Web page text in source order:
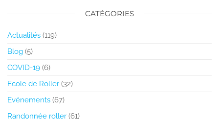
CATÉGORIES
Actualités (119)
Blog (5)
COVID-19 (6)
Ecole de Roller (32)
Evénements (67)
Randonnée roller (61)